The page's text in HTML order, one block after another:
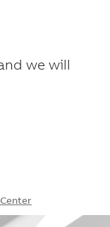
we will